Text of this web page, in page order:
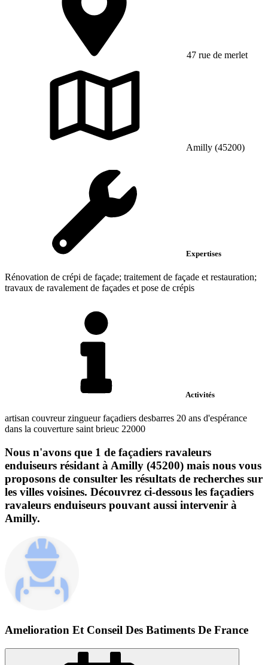
47 rue de merlet
Amilly (45200)
Expertises
Rénovation de crépi de façade; traitement de façade et restauration;
travaux de ravalement de façades et pose de crépis
Activités
artisan couvreur zingueur façadiers desbarres 20 ans d'espérance
dans la couverture saint brieuc 22000
Nous n'avons que 1 de façadiers ravaleurs
enduiseurs résidant à Amilly (45200) mais nous vous
proposons de consulter les résultats de recherches sur
les villes voisines. Découvrez ci-dessous les façadiers
ravaleurs enduiseurs pouvant aussi intervenir à
Amilly.
Amelioration Et Conseil Des Batiments De France